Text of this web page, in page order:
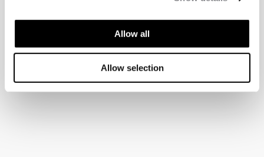
Allow all
Allow selection